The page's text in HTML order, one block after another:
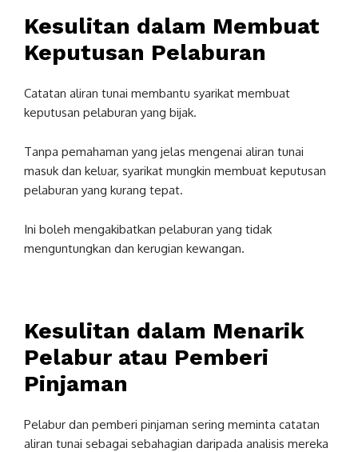
Kesulitan dalam Membuat
Keputusan Pelaburan
Catatan aliran tunai membantu syarikat membuat
keputusan pelaburan yang bijak.
Tanpa pemahaman yang jelas mengenai aliran tunai
masuk dan keluar, syarikat mungkin membuat keputusan
pelaburan yang kurang tepat.
Ini boleh mengakibatkan pelaburan yang tidak
menguntungkan dan kerugian kewangan.
Kesulitan dalam Menarik
Pelabur atau Pemberi
Pinjaman
Pelabur dan pemberi pinjaman sering meminta catatan
aliran tunai sebagai sebahagian daripada analisis mereka